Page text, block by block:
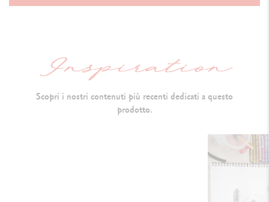
Indicazione sulla resistenza alla luce, codice del colore
Pigmenti extra fine e olio inerte
olubile nell'essenza di trementina
Scopri i nostri contenuti più recenti dedicati a questo
prodotto.